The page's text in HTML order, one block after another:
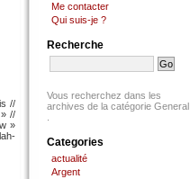
//
//
»
Me contacter
Qui suis-je ?
Recherche
Vous recherchez dans les
archives de la catégorie General
Categories
actualité
Argent